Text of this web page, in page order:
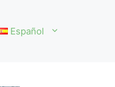
Español